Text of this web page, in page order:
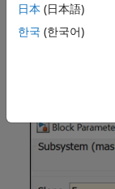
封装对话框中显
日本 (日本語)
한국 (한국어)